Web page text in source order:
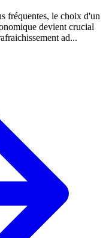
fréquentes, le choix d'un
devient crucial
ad...